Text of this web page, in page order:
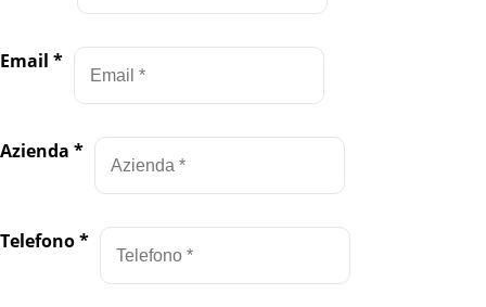
Email *
Azienda *
Telefono*